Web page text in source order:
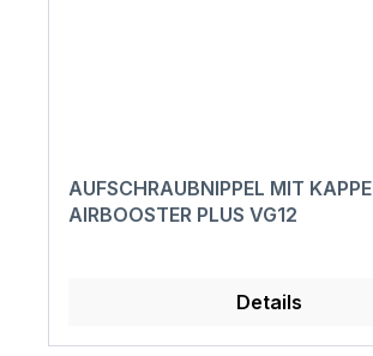
AUFSCHRAUBNIPPEL MIT KAPPE
AIRBOOSTER PLUS VG12
Details